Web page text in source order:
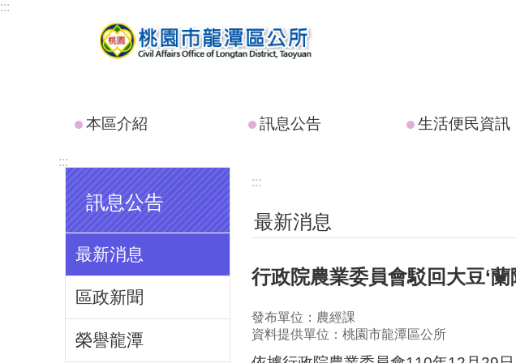
跳到主要內容區塊
:::
本區介紹 訊息公告 生活便民資訊
:::
訊息公告
最新消息
區政新聞
榮譽龍潭
:::
最新消息
行政院農業委員會駁回大豆‘
發布單位：農經課
資料提供單位：桃園市龍潭區公所